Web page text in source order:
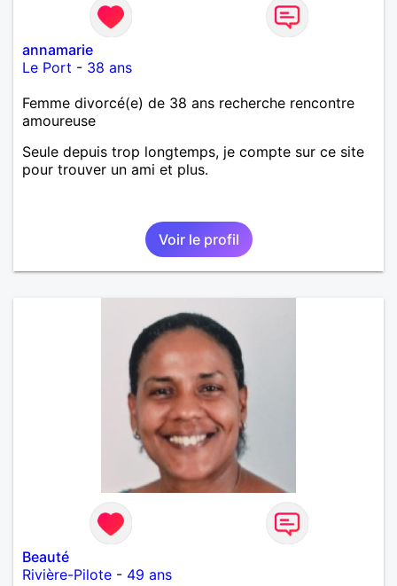
annamarie
Le Port - 38 ans
Femme divorcé(e) de 38 ans recherche rencontre
amoureuse
Seule depuis trop longtemps, je compte sur ce site
pour trouver un ami et plus.
Voir le profil
Beauté
Rivière-Pilote - 49 ans